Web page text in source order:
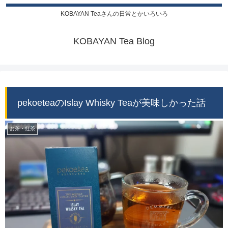
KOBAYAN Teaさんの日常とかいろいろ
KOBAYAN Tea Blog
pekoeteaのIslay Whisky Teaが美味しかった話
お茶・紅茶